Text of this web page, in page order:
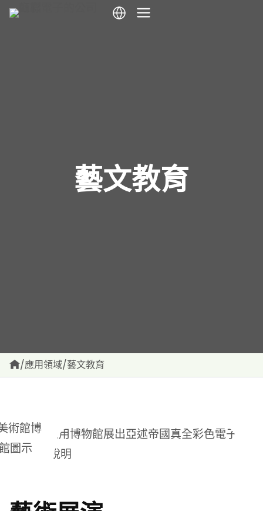
跳
藝文教育
/應用領域/藝文教育